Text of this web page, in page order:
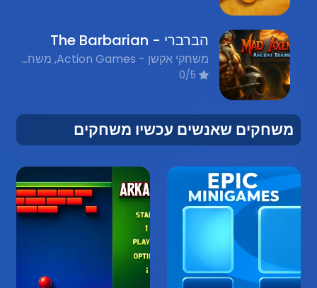
הברברי - The Barbarian
משחקי אקשן - Action Games, משחקי לחימה - Fighting Games, משחקים רב משתתפים - מולטיפלייר - Multiplayer Games, משחקי פלאש נוסטלגיים - Nostalgic Flash Games
משחקים שאנשים עכשיו משחקים